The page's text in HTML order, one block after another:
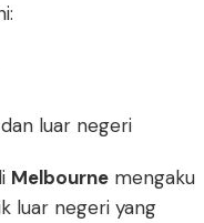
luar negeri
Melbourne mengaku
luar negeri yang